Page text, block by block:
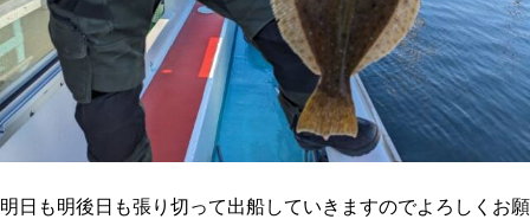
明日も明後日も張り切って出船していきますのでよろしくお願